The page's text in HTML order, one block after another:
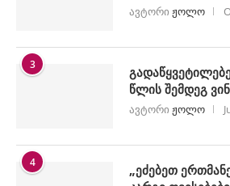
ავტორი ჟოლო
3
წლის შემდეგ
ავტორი ჟოლო
4
„ეძებეთ